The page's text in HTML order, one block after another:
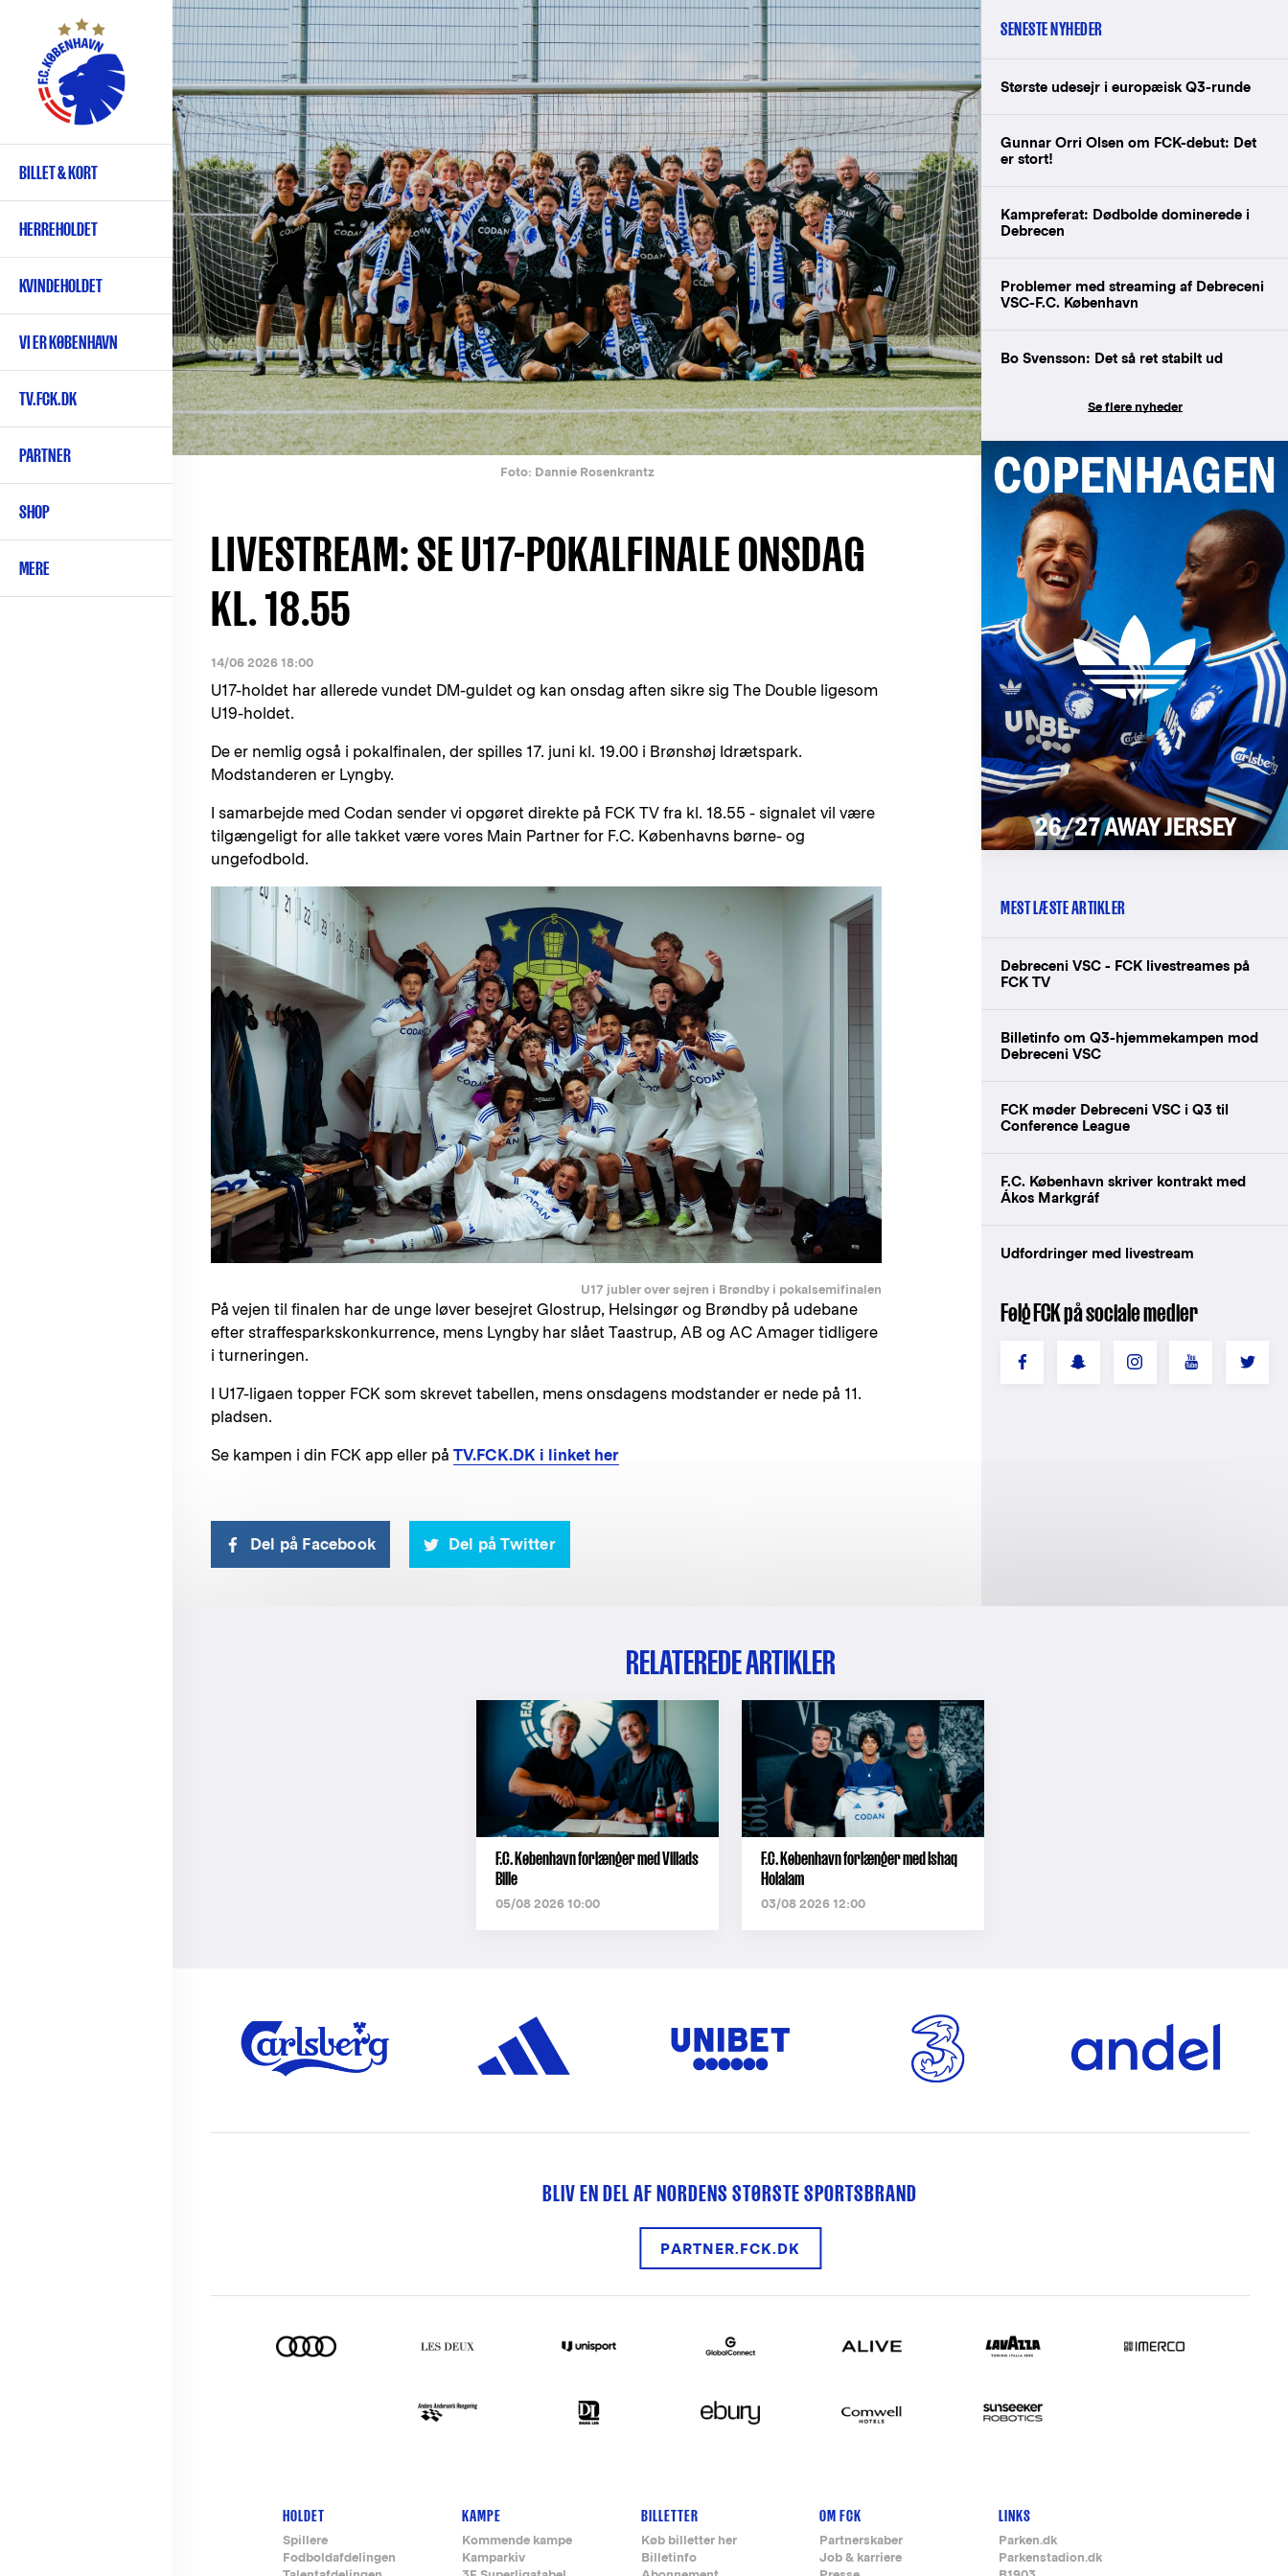
hovedindhold
Primær
navigation
BILLET & KORT
HERREHOLDET
KVINDEHOLDET
VI ER KØBENHAVN
TV.FCK.DK
PARTNER
SHOP
MERE
Foto: Dannie Rosenkrantz
LIVESTREAM: SE U17-POKALFINALE ONSDAG
KL. 18.55
14/06 2026 18:00
U17-holdet har allerede vundet DM-guldet og kan onsdag aften sikre sig The Double ligesom
U19-holdet.
De er nemlig også i pokalfinalen, der spilles 17. juni kl. 19.00 i Brønshøj Idrætspark.
Modstanderen er Lyngby.
I samarbejde med Codan sender vi opgøret direkte på FCK TV fra kl. 18.55 - signalet vil være
tilgængeligt for alle takket være vores Main Partner for F.C. Københavns børne- og
ungefodbold.
U17 jubler over sejren i Brøndby i pokalsemifinalen
På vejen til finalen har de unge løver besejret Glostrup, Helsingør og Brøndby på udebane
efter straffesparkskonkurrence, mens Lyngby har slået Taastrup, AB og AC Amager tidligere
i turneringen.
I U17-ligaen topper FCK som skrevet tabellen, mens onsdagens modstander er nede på 11.
pladsen.
Se kampen i din FCK app eller på TV.FCK.DK i linket her
Del på Facebook Del på Twitter
SENESTE NYHEDER
Største udesejr i europæisk Q3-runde
Gunnar Orri Olsen om FCK-debut: Det
er stort!
Kampreferat: Dødbolde dominerede i
Debrecen
Problemer med streaming af Debreceni
VSC-F.C. København
Bo Svensson: Det så ret stabilt ud
Se flere nyheder
MEST LÆSTE ARTIKLER
Debreceni VSC - FCK livestreames på
FCK TV
Billetinfo om Q3-hjemmekampen mod
Debreceni VSC
FCK møder Debreceni VSC i Q3 til
Conference League
F.C. København skriver kontrakt med
Ákos Markgráf
Udfordringer med livestream
Følg FCK på sociale medier
RELATEREDE ARTIKLER
F.C. København forlænger med Villads
Bille
05/08 2026 10:00
F.C. København forlænger med Ishaq
Holalam
03/08 2026 12:00
BLIV EN DEL AF NORDENS STØRSTE SPORTSBRAND
PARTNER.FCK.DK
Footer-
HOLDET
Spillere
Fodboldafdelingen
KAMPE
Kommende kampe
Kamparkiv
BILLETTER
Køb billetter her
Billetinfo
OM FCK
Partnerskaber
Job & karriere
LINKS
Parken.dk
Parkenstadion.dk